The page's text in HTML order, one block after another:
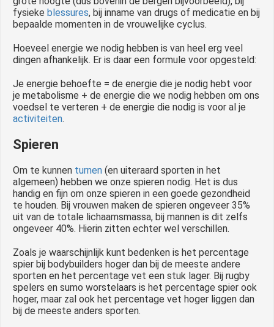
fysieke blessures, bij inname van drugs of medicatie en bij
bepaalde momenten in de vrouwelijke cyclus.
Hoeveel energie we nodig hebben is van heel erg veel
dingen afhankelijk. Er is daar een formule voor opgesteld:
Je energie behoefte = de energie die je nodig hebt voor
je metabolisme + de energie die we nodig hebben om ons
voedsel te verteren + de energie die nodig is voor al je
activiteiten.
Spieren
Om te kunnen turnen (en uiteraard sporten in het
algemeen) hebben we onze spieren nodig. Het is dus
handig en fijn om onze spieren in een goede gezondheid
te houden. Bij vrouwen maken de spieren ongeveer 35%
uit van de totale lichaamsmassa, bij mannen is dit zelfs
ongeveer 40%. Hierin zitten echter wel verschillen.
Zoals je waarschijnlijk kunt bedenken is het percentage
spier bij bodybuilders hoger dan bij de meeste andere
sporten en het percentage vet een stuk lager. Bij rugby
spelers en sumo worstelaars is het percentage spier ook
hoger, maar zal ook het percentage vet hoger liggen dan
bij de meeste anders sporten.